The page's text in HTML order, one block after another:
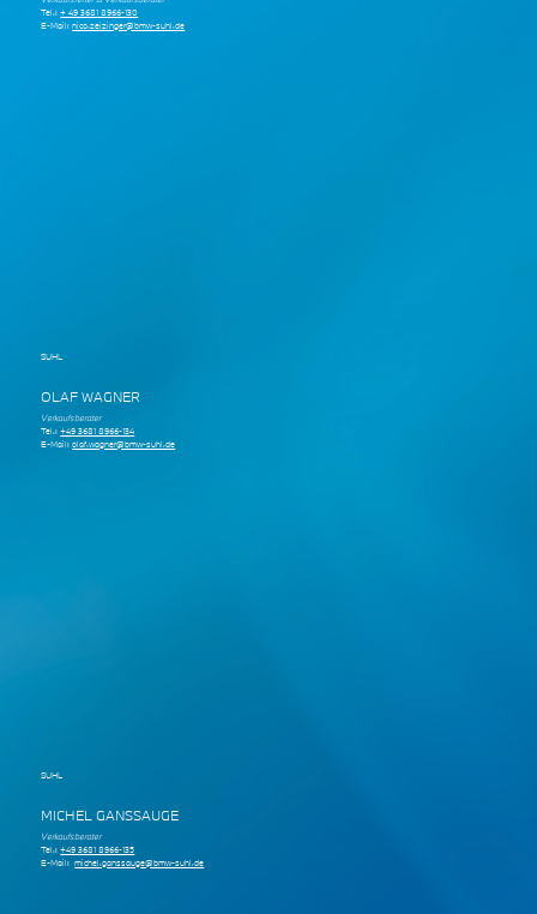
Tel.:+ 49 3681 8966-130
E-Mail:nico.zeizinger@bmw-suhl.de
SUHL
OLAF WAGNER
Verkaufsberater
Tel.:+49 3681 8966-134
E-Mail:olaf.wagner@bmw-suhl.de
SUHL
MICHEL GANSSAUGE
Verkaufsberater
Tel.:+49 3681 8966-135
E-Mail:michel.ganssauge@bmw-suhl.de